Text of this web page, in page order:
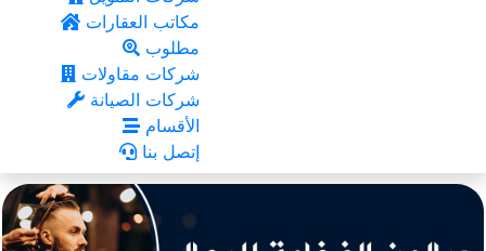
مكاتب العقارات
مطلوب
شركات مقاولات
شركات الصيانة
الأقسام
إتصل بنا